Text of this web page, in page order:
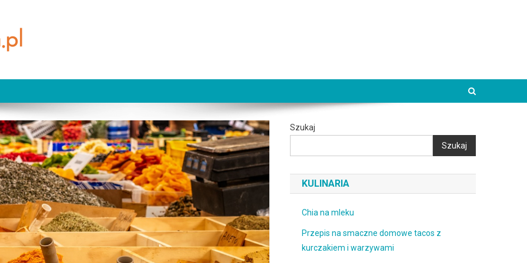
Szukaj
Szukaj
KULINARIA
Chia na mleku
Przepis na smaczne domowe tacos z
kurczakiem i warzywami